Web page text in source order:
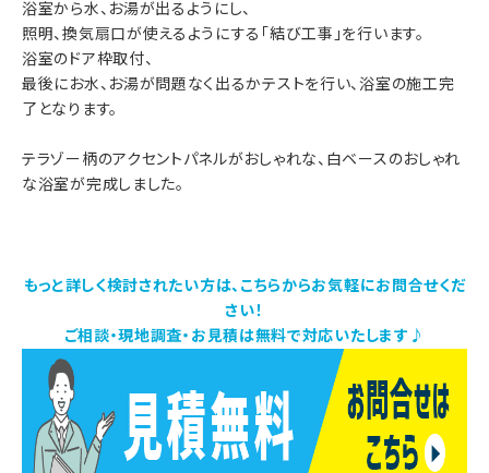
浴室から水、お湯が出るようにし、
照明、換気扇口が使えるようにする「結び工事」を行います。
浴室のドア枠取付、
最後にお水、お湯が問題なく出るかテストを行い、浴室の施工完
了となります。
テラゾー柄のアクセントパネルがおしゃれな、白ベースのおしゃれ
な浴室が完成しました。
もっと詳しく検討されたい方は、こちらからお気軽にお問合せくだ
さい！
ご相談・現地調査・お見積は無料で対応いたします♪